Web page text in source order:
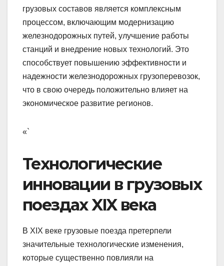
грузовых составов является комплексным
процессом, включающим модернизацию
железнодорожных путей, улучшение работы
станций и внедрение новых технологий. Это
способствует повышению эффективности и
надежности железнодорожных грузоперевозок,
что в свою очередь положительно влияет на
экономическое развитие регионов.
«`
Технологические
инновации в грузовых
поездах XIX века
В XIX веке грузовые поезда претерпели
значительные технологические изменения,
которые существенно повлияли на